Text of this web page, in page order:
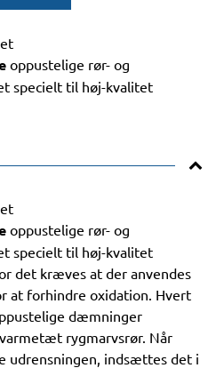
oppustelige rør- og
specielt til høj-kvalitet
oppustelige rør- og
specielt til høj-kvalitet
det kræves at der anvendes
at forhindre oxidation. Hvert
dæmninger
rygmarvsrør. Når
udrensningen, indsættes det i